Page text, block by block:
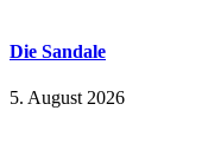
Die Sandale
5. August 2026